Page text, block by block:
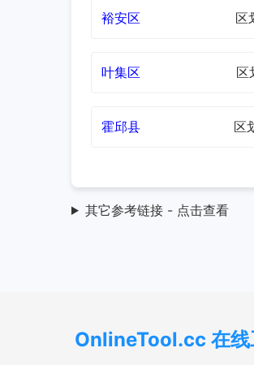
裕安区 区
叶集区 区
霍邱县 区
其它参考链接 - 点击查看
OnlineTool.cc 在线